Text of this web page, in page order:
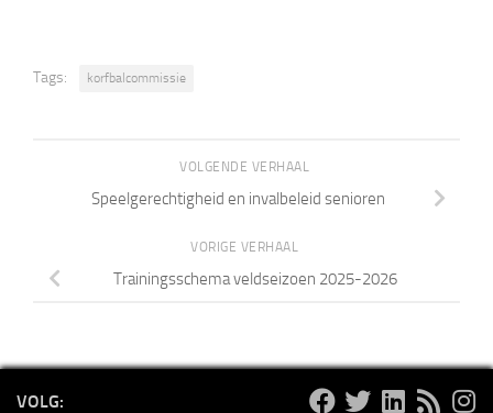
Tags: korfbalcommissie
VOLGENDE VERHAAL
Speelgerechtigheid en invalbeleid senioren
VORIGE VERHAAL
Trainingsschema veldseizoen 2025-2026
VOLG: